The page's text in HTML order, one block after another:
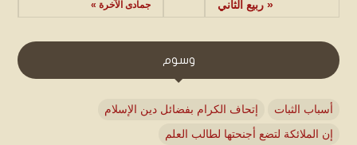
« ربيع الثاني جمادى الآخرة »
وسوم
أسباب الثبات
إتحاف الكرام بفضائل دين الإسلام
إن الملائكة لتضع أجنحتها لطالب العلم